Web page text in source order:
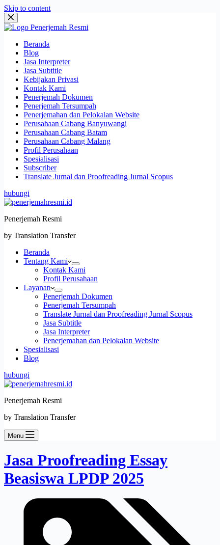
Skip to content
Beranda
Blog
Jasa Interpreter
Jasa Subtitle
Kebijakan Privasi
Kontak Kami
Penerjemah Dokumen
Penerjemah Tersumpah
Penerjemahan dan Pelokalan Website
Perusahaan Cabang Banyuwangi
Perusahaan Cabang Batam
Perusahaan Cabang Malang
Profil Perusahaan
Spesialisasi
Subscriber
Translate Jurnal dan Proofreading Jurnal Scopus
hubungi
Penerjemah Resmi
by Translation Transfer
Beranda
Tentang Kami
Kontak Kami
Profil Perusahaan
Layanan
Penerjemah Dokumen
Penerjemah Tersumpah
Translate Jurnal dan Proofreading Jurnal Scopus
Jasa Subtitle
Jasa Interpreter
Penerjemahan dan Pelokalan Website
Spesialisasi
Blog
hubungi
Penerjemah Resmi
by Translation Transfer
Menu
Jasa Proofreading Essay
Beasiswa LPDP 2025